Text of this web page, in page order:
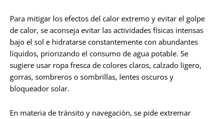
Para mitigar los efectos del calor extremo y evitar el golpe
de calor, se aconseja evitar las actividades físicas intensas
bajo el sol e hidratarse constantemente con abundantes
líquidos, priorizando el consumo de agua potable. Se
sugiere usar ropa fresca de colores claros, calzado ligero,
gorras, sombreros o sombrillas, lentes oscuros y
bloqueador solar.
En materia de tránsito y navegación, se pide extremar